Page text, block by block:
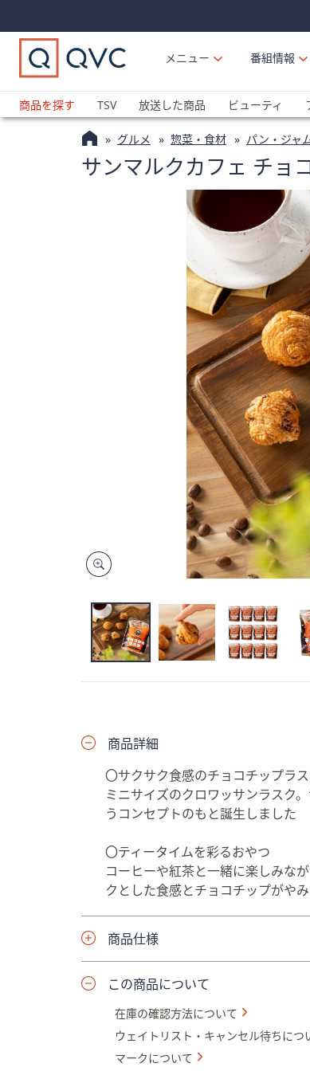
Links
Links2
メニュー
番組情報
商品を探す
TSV 放送した商品 ビューティ
グルメ 惣菜・食材 パン・ジャ
サンマルクカフェ チョ
商品詳細
〇サクサク食感のチョコチップラ
ミニサイズのクロワッサンラスク
うコンセプトのもと誕生しました
〇ティータイムを彩るおやつ
コーヒーや紅茶と一緒に楽しみな
クとした食感とチョコチップがや
商品仕様
この商品について
在庫の確認方法について
ウェイトリスト・キャンセル待ちにつ
マークについて